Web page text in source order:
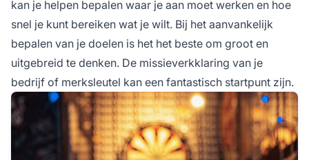
kan je helpen bepalen waar je aan moet werken en hoe
snel je kunt bereiken wat je wilt. Bij het aanvankelijk
bepalen van je doelen is het het beste om groot en
uitgebreid te denken. De missieverkklaring van je
bedrijf of merksleutel kan een fantastisch startpunt zijn.